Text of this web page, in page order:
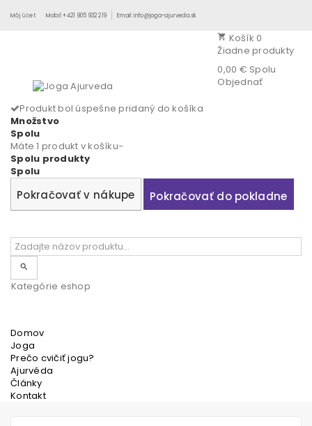
Môj účet Mobil:+421 905 932 219 Email:info@joga-ajurveda.sk
shopping_cart Košík 0
Žiadne produkty
0,00 € Spolu
Objednať
Produkt bol úspešne pridaný do košíka
Množstvo
Spolu
Máte 1 produkt v košíku-
Spolu produkty
Spolu
Pokračovať v nákupe Pokračovať do pokladne
search
Kategórie eshop
Domov
Joga
Prečo cvičiť jogu?
Ajurvéda
Články
Kontakt